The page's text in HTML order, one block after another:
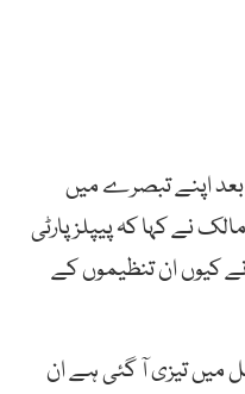
بعد اپنے تبصرے میں
نے کہا کہ پیپلز پارٹی
کیوں ان تنظیموں کے
میں تیزی آ گئی ہے ان